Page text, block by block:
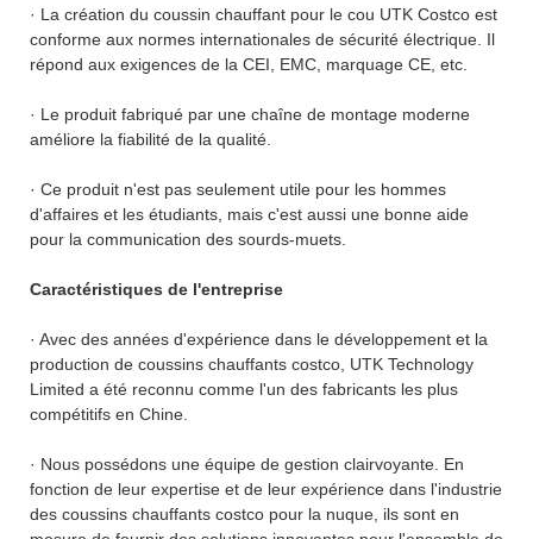
· La création du coussin chauffant pour le cou UTK Costco est
conforme aux normes internationales de sécurité électrique. Il
répond aux exigences de la CEI, EMC, marquage CE, etc.
· Le produit fabriqué par une chaîne de montage moderne
améliore la fiabilité de la qualité.
· Ce produit n'est pas seulement utile pour les hommes
d'affaires et les étudiants, mais c'est aussi une bonne aide
pour la communication des sourds-muets.
Caractéristiques de l'entreprise
· Avec des années d'expérience dans le développement et la
production de coussins chauffants costco, UTK Technology
Limited a été reconnu comme l'un des fabricants les plus
compétitifs en Chine.
· Nous possédons une équipe de gestion clairvoyante. En
fonction de leur expertise et de leur expérience dans l'industrie
des coussins chauffants costco pour la nuque, ils sont en